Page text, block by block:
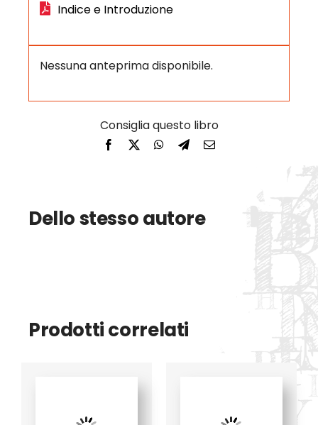
Indice e Introduzione
Nessuna anteprima disponibile.
Dello stesso autore
Prodotti correlati